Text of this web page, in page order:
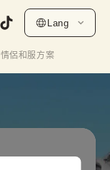
Lang
情侶和服方案